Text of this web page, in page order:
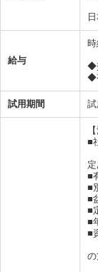
給与
◆
◆
試用期間 試
■
■
■
■
■
■
■